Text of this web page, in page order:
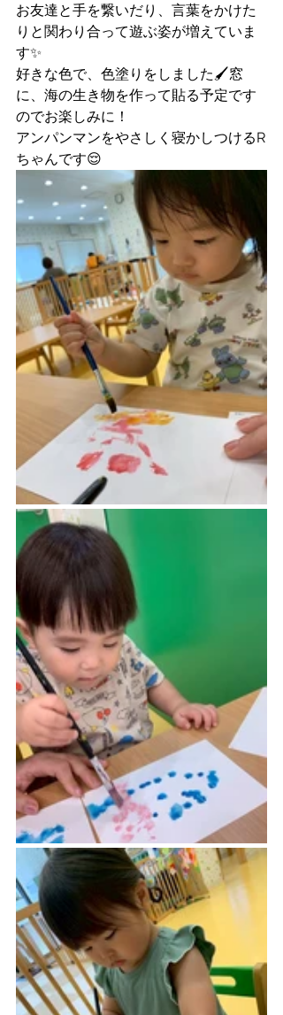
お友達と手を繋いだり、言葉をかけた
りと関わり合って遊ぶ姿が増えていま
す✨
好きな色で、色塗りをしました🖌窓
に、海の生き物を作って貼る予定です
のでお楽しみに！
アンパンマンをやさしく寝かしつけるR
ちゃんです😌